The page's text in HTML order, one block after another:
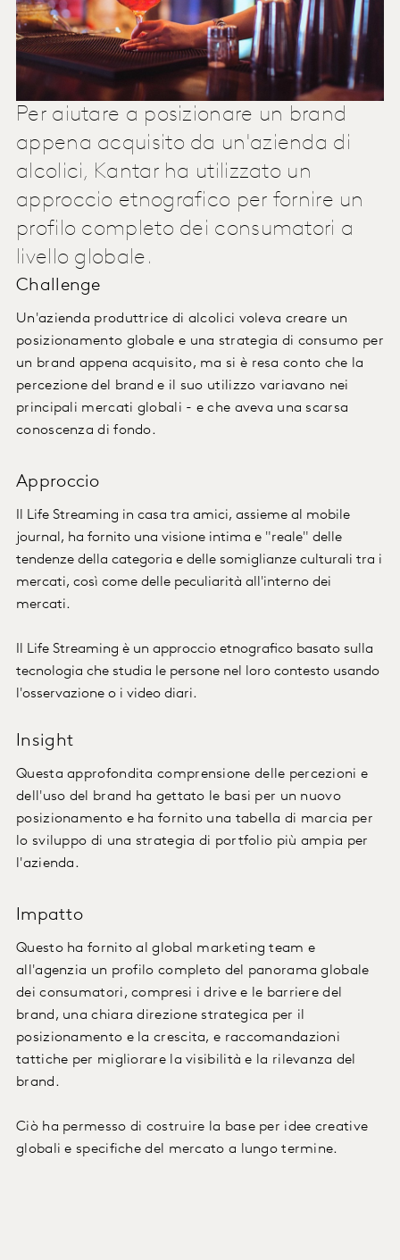
Per aiutare a posizionare un brand
appena acquisito da un'azienda di
alcolici, Kantar ha utilizzato un
approccio etnografico per fornire un
profilo completo dei consumatori a
livello globale.
Challenge
Un'azienda produttrice di alcolici voleva creare un
posizionamento globale e una strategia di consumo per
un brand appena acquisito, ma si è resa conto che la
percezione del brand e il suo utilizzo variavano nei
principali mercati globali - e che aveva una scarsa
conoscenza di fondo.
Approccio
Il Life Streaming in casa tra amici, assieme al mobile
journal, ha fornito una visione intima e "reale" delle
tendenze della categoria e delle somiglianze culturali tra i
mercati, così come delle peculiarità all'interno dei
mercati.
Il Life Streaming è un approccio etnografico basato sulla
tecnologia che studia le persone nel loro contesto usando
l'osservazione o i video diari.
Insight
Questa approfondita comprensione delle percezioni e
dell'uso del brand ha gettato le basi per un nuovo
posizionamento e ha fornito una tabella di marcia per
lo sviluppo di una strategia di portfolio più ampia per
l'azienda.
Impatto
Questo ha fornito al global marketing team e
all'agenzia un profilo completo del panorama globale
dei consumatori, compresi i drive e le barriere del
brand, una chiara direzione strategica per il
posizionamento e la crescita, e raccomandazioni
tattiche per migliorare la visibilità e la rilevanza del
brand.
Ciò ha permesso di costruire la base per idee creative
globali e specifiche del mercato a lungo termine.